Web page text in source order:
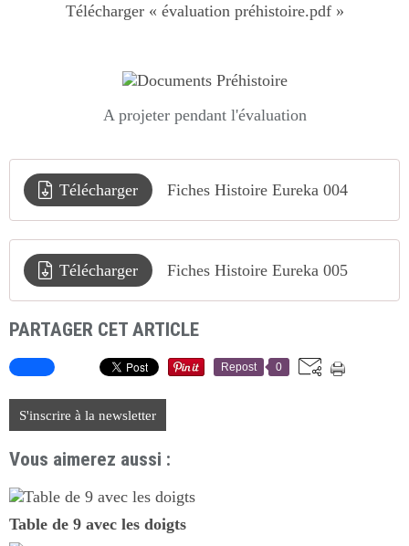
Télécharger « évaluation préhistoire.pdf »
A projeter pendant l'évaluation
Télécharger Fiches Histoire Eureka 004
Télécharger Fiches Histoire Eureka 005
PARTAGER CET ARTICLE
Repost 0
S'inscrire à la newsletter
Vous aimerez aussi :
Table de 9 avec les doigts